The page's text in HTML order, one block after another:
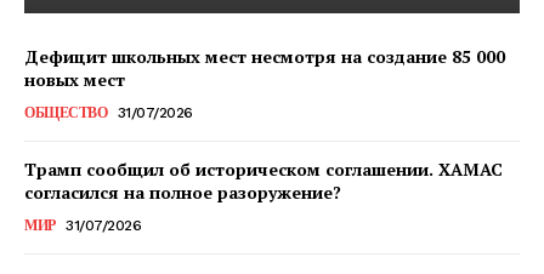
Дефицит школьных мест несмотря на создание 85 000
новых мест
ОБЩЕСТВО 31/07/2026
Трамп сообщил об историческом соглашении. ХАМАС
согласился на полное разоружение?
МИР 31/07/2026